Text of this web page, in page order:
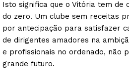
Isto significa que o Vitória tem de
do zero. Um clube sem receitas
por antecipação para satisfazer
de dirigentes amadores na
e profissionais no ordenado, não
grande futuro.